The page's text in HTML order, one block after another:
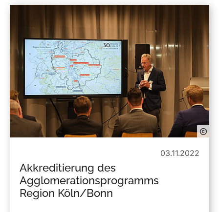
03.11.2022
Akkreditierung des
Agglomerationsprogramms
Region Köln/Bonn